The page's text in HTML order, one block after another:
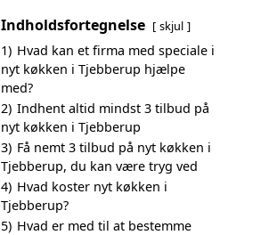
Indholdsfortegnelse skjul
1) Hvad kan et firma med speciale i
nyt køkken i Tjebberup hjælpe
med?
2) Indhent altid mindst 3 tilbud på
nyt køkken i Tjebberup
3) Få nemt 3 tilbud på nyt køkken i
Tjebberup, du kan være tryg ved
4) Hvad koster nyt køkken i
Tjebberup?
5) Hvad er med til at bestemme